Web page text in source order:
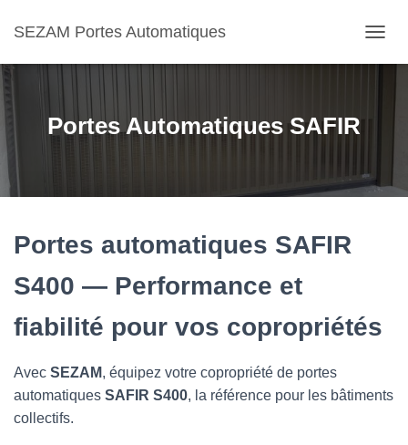
SEZAM Portes Automatiques
U
E
A
A
Portes Automatiques SAFIR
Portes automatiques SAFIR
S400 — Performance et
fiabilité pour vos copropriétés
Avec SEZAM, équipez votre copropriété de portes
automatiques SAFIR S400, la référence pour les bâtiments
collectifs.